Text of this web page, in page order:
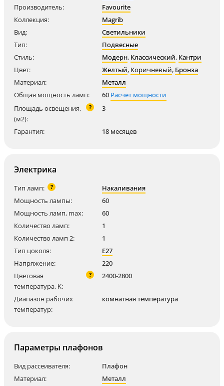
Производитель:
Favourite
Коллекция:
Magrib
Вид:
Светильники
Тип:
Подвесные
Стиль:
Модерн, Классический, Кантри
Цвет:
Желтый, Коричневый, Бронза
Материал:
Металл
Общая мощность ламп:
60 Расчет мощности
Площадь освещения,
(м2):
? 3
Гарантия: 18 месяцев
Электрика
Тип ламп: ?
Накаливания
Мощность лампы:
60
Мощность ламп, max:
60
Количество ламп:
1
Количество ламп 2:
1
Тип цоколя:
E27
Напряжение:
220
Цветовая
температура, K:
? 2400-2800
Диапазон рабочих
температур:
комнатная температура
Параметры плафонов
Вид рассеивателя:
Плафон
Материал:
Металл